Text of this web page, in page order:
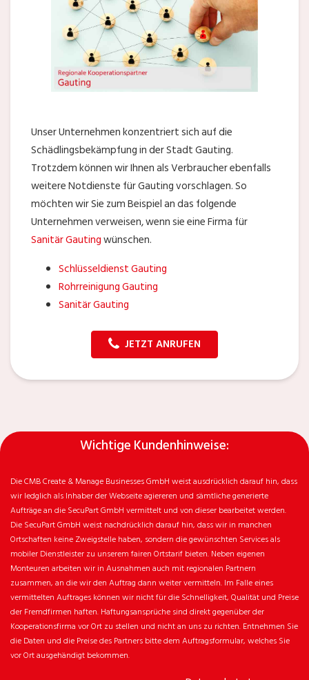
Unser Unternehmen konzentriert sich auf die
Schädlingsbekämpfung in der Stadt Gauting.
Trotzdem können wir Ihnen als Verbraucher ebenfalls
weitere Notdienste für Gauting vorschlagen. So
möchten wir Sie zum Beispiel an das folgende
Unternehmen verweisen, wenn sie eine Firma für
Sanitär Gautingwünschen.
Schlüsseldienst Gauting
Rohrreinigung Gauting
Sanitär Gauting
JETZT ANRUFEN
Wichtige Kundenhinweise:
Die CMB Create & Manage Businesses GmbH weist ausdrücklich darauf hin, dass
wir ledglich als Inhaber der Webseite agiereren und sämtliche generierte
Aufträge an die SecuPart GmbH vermittelt und von dieser bearbeitet werden.
Die SecuPart GmbH weist nachdrücklich darauf hin, dass wir in manchen
Ortschaften keine Zweigstelle haben, sondern die gewünschten Services als
mobiler Dienstleister zu unserem fairen Ortstarif bieten. Neben eigenen
Monteuren arbeiten wir in Ausnahmen auch mit regionalen Partnern
zusammen, an die wir den Auftrag dann weiter vermitteln. Im Falle eines
vermittelten Auftrages können wir nicht für die Schnelligkeit, Qualität und Preise
der Fremdfirmen haften. Haftungsansprüche sind direkt gegenüber der
Kooperationsfirma vor Ort zu stellen und nicht an uns zu richten. Entnehmen Sie
die Daten und die Preise des Partners bitte dem Auftragsformular, welches Sie
vor Ort ausgehändigt bekommen.